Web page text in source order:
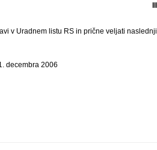
v Uradnem listu RS in prične veljati
decembra 2006